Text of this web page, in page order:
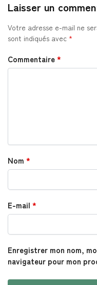
Laisser un
Votre adresse e-mail ne
sont indiqués avec *
Commentaire*
Nom *
E-mail *
Enregistrer mon nom,
navigateur pour mon